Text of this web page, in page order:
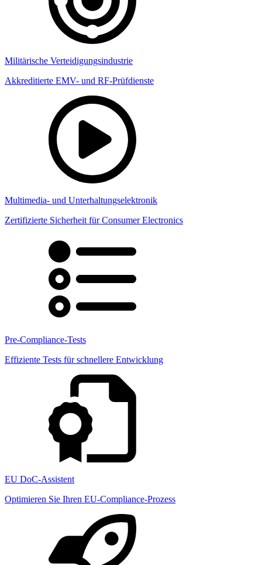
Militärische Verteidigungsindustrie
Akkreditierte EMV- und RF-Prüfdienste
Multimedia- und Unterhaltungselektronik
Zertifizierte Sicherheit für Consumer Electronics
Pre-Compliance-Tests
Effiziente Tests für schnellere Entwicklung
EU DoC-Assistent
Optimieren Sie Ihren EU-Compliance-Prozess